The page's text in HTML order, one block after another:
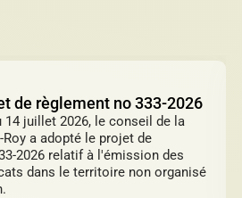
paiement de taxes
de règlement no 333-2026
14 juillet 2026, le conseil de la
Roy a adopté le projet de
2026 relatif à l'émission des
dans le territoire non organisé